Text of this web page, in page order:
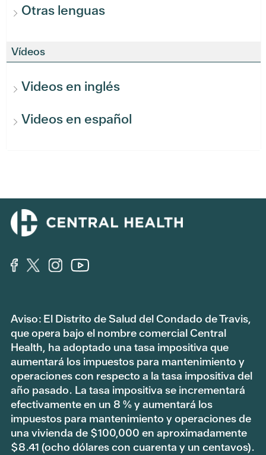
Otras lenguas
Vídeos
Videos en inglés
Videos en español
Aviso: El Distrito de Salud del Condado de Travis,
que opera bajo el nombre comercial Central
Health, ha adoptado una tasa impositiva que
aumentará los impuestos para mantenimiento y
operaciones con respecto a la tasa impositiva del
año pasado. La tasa impositiva se incrementará
efectivamente en un 8 % y aumentará los
impuestos para mantenimiento y operaciones de
una vivienda de $100,000 en aproximadamente
$8.41 (ocho dólares con cuarenta y un centavos).